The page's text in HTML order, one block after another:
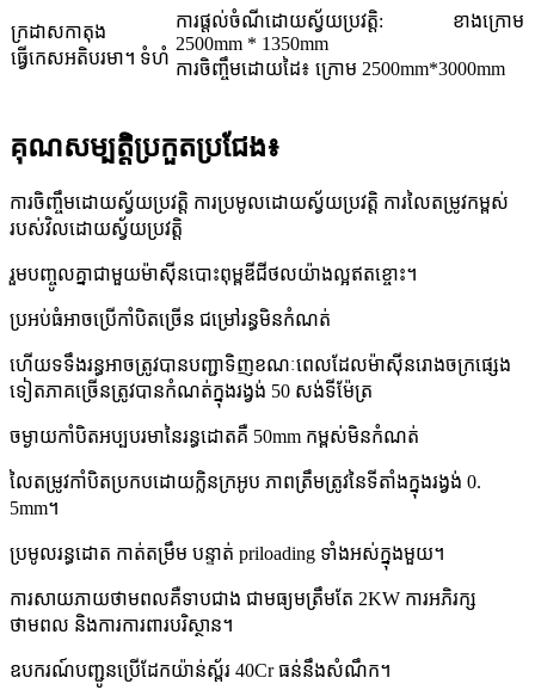
ក្រដាសកាតុង
ធ្វើកេសអតិបរមា។ ទំហំ
ការផ្តល់ចំណីដោយស្វ័យប្រវត្តិ: ខាងក្រោម
2500mm * 1350mm
ការចិញ្ចឹមដោយដៃ៖ ក្រោម 2500mm*3000mm
គុណសម្បត្តិប្រកួតប្រជែង៖
ការចិញ្ចឹមដោយស្វ័យប្រវត្តិ ការប្រមូលដោយស្វ័យប្រវត្តិ ការលៃតម្រូវកម្ពស់
របស់វិលដោយស្វ័យប្រវត្តិ
រួមបញ្ចូលគ្នាជាមួយម៉ាស៊ីនបោះពុម្ពឌីជីថលយ៉ាងល្អឥតខ្ចោះ។
ប្រអប់ធំអាចប្រើកាំបិតច្រើន ជម្រៅរន្ធមិនកំណត់
ហើយទទឹងរន្ធអាចត្រូវបានបញ្ជាទិញខណៈពេលដែលម៉ាស៊ីនរោងចក្រផ្សេង
ទៀតភាគច្រើនត្រូវបានកំណត់ក្នុងរង្វង់ 50 សង់ទីម៉ែត្រ
ចម្ងាយកាំបិតអប្បបរមានៃរន្ធដោតគឺ 50mm កម្ពស់មិនកំណត់
លៃតម្រូវកាំបិតប្រកបដោយក្លិនក្រអូប ភាពត្រឹមត្រូវនៃទីតាំងក្នុងរង្វង់ 0.
5mm។
ប្រមូលរន្ធដោត កាត់តម្រឹម បន្ទាត់ priloading ទាំងអស់ក្នុងមួយ។
ការសាយភាយថាមពលគឺទាបជាង ជាមធ្យមត្រឹមតែ 2KW ការអភិរក្ស
ថាមពល និងការការពារបរិស្ថាន។
ឧបករណ៍បញ្ជូនប្រើដែកយ៉ាន់ស្ព័រ 40Cr ធន់នឹងសំណឹក។